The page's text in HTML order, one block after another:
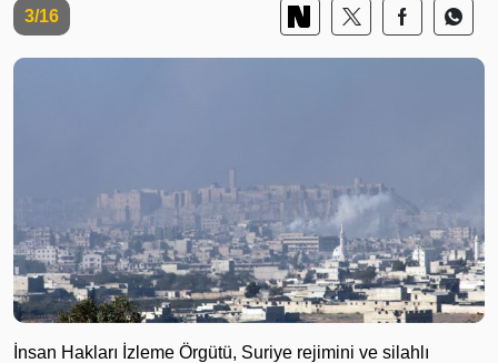
3/16
İnsan Hakları İzleme Örgütü, Suriye rejimini ve silahlı